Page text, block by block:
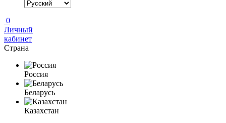
0
Личный
кабинет
Страна
Россия
Беларусь
Казахстан